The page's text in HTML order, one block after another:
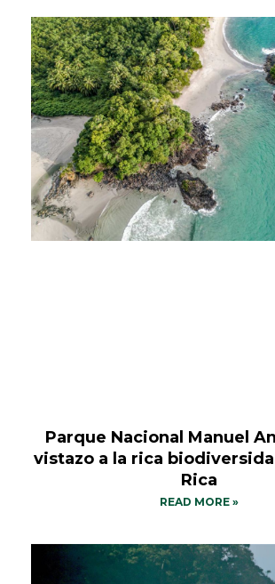
Parque Nacional Manuel
vistazo a la rica
Rica
READ MORE »